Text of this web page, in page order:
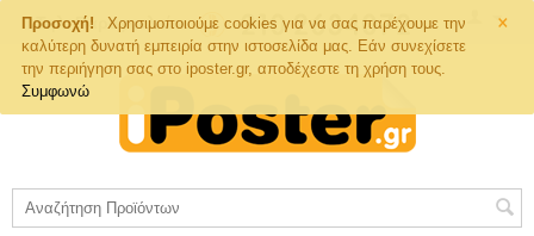
×
Προσοχή!
Χρησιμοποιούμε cookies για να σας παρέχουμε την
καλύτερη δυνατή εμπειρία στην ιστοσελίδα μας. Εάν συνεχίσετε
την περιήγηση σας στο iposter.gr, αποδέχεστε τη χρήση τους.
Συμφωνώ
Τηλ. Παραγγελιών